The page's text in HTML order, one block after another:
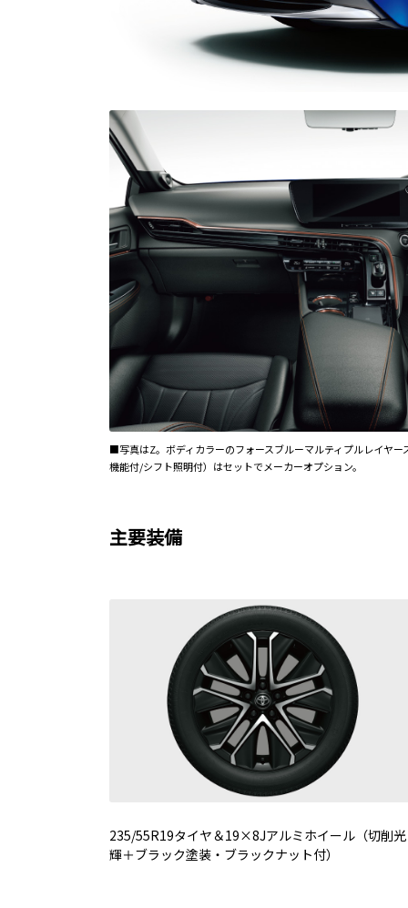
■写真はZ。ボディカラーのフォースブルーマルティプルレイヤ
機能付/シフト照明付）はセットでメーカーオプション。
主要装備
235/55R19タイヤ＆19×8Jアルミホイール（切削光
輝＋ブラック塗装・ブラックナット付）